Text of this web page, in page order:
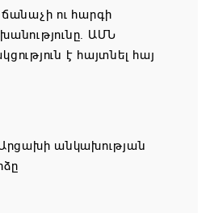
ՆՇԵԼՈՒ ՏԱՇՏՈՒՆ
ճանապարհաշինական
գյուղական
ու հարգի
ԱՄՆ
է հայտնել հայ
անկախության